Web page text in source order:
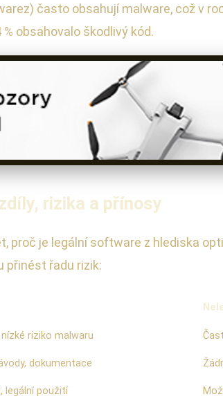
často obsahují malware, což v
obsahovalo škodlivý kód.
rizika a přínosy
proč je legální software z hlediska
přinést řadu rizik:
riziko malwaru
dokumentace
legální použití